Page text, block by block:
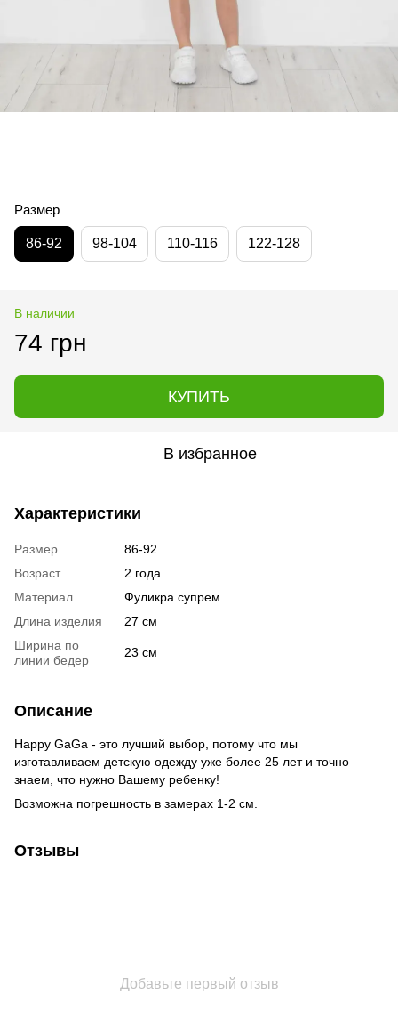
Размер
86-92 98-104 110-116 122-128
В наличии
74 грн
КУПИТЬ
В избранное
Характеристики
Размер
86-92
Возраст
2 года
Материал
Фуликра супрем
Длина изделия
27 см
Ширина по
линии бедер
23 см
Описание
Happy GaGa - это лучший выбор, потому что мы
изготавливаем детскую одежду уже более 25 лет и точно
знаем, что нужно Вашему ребенку!
Возможна погрешность в замерах 1-2 см.
Отзывы
Добавьте первый отзыв